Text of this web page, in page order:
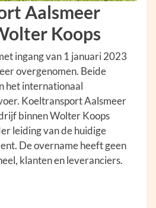
Aalsmeer
Koops
ingang van 1 januari 2023
overgenomen. Beide
het internationaal
Koeltransport Aalsmeer
binnen Wolter Koops
leiding van de huidige
De overname heeft geen
klanten en leveranciers.